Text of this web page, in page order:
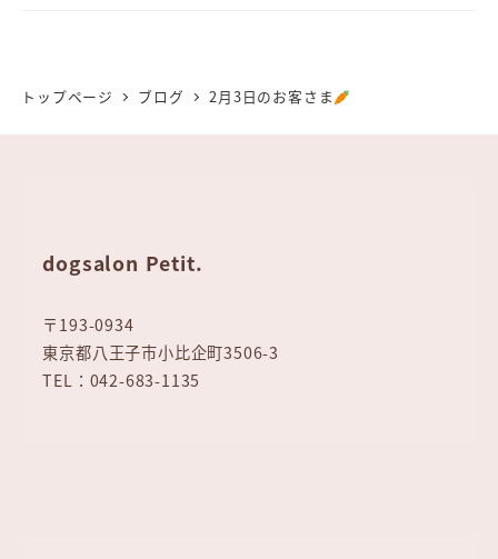
トップページ ブログ 2月3日のお客さま
dogsalon Petit.
〒193-0934
東京都八王子市小比企町3506-3
TEL：042-683-1135